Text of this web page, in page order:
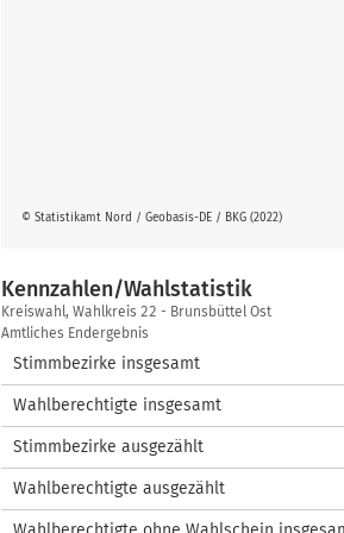
© Statistikamt Nord / Geobasis-DE / BKG (2022)
Kennzahlen/Wahlstatistik
Kennzahlen/Wahlstatistik
Kreiswahl, Wahlkreis 22 - Brunsbüttel Ost
Amtliches Endergebnis
Stimmbezirke insgesamt
Wahlberechtigte insgesamt
Stimmbezirke ausgezählt
Wahlberechtigte ausgezählt